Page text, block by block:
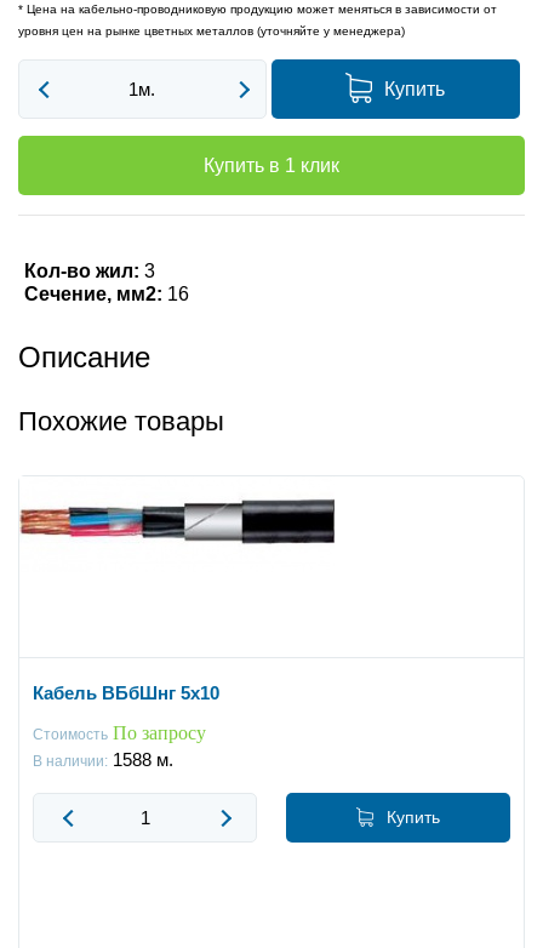
* Цена на кабельно-проводниковую продукцию может меняться в зависимости от
уровня цен на рынке цветных металлов (уточняйте у менеджера)
Купить
Купить в 1 клик
Кол-во жил: 3
Сечение, мм2: 16
Описание
Похожие товары
Кабель ВБбШнг 5x10
Стоимость По запросу
В наличии: 1588 м.
Купить